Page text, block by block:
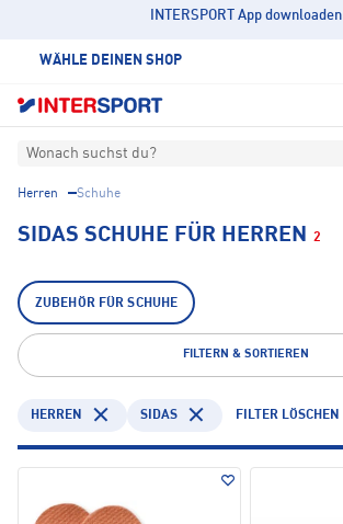
INTERSPORT App downloaden
WÄHLE DEINEN SHOP
Wonach suchst du?
Herren Schuhe
SIDAS SCHUHE FÜR HERREN 2
ZUBEHÖR FÜR SCHUHE
FILTERN & SORTIEREN
HERREN SIDAS FILTER LÖSCHEN